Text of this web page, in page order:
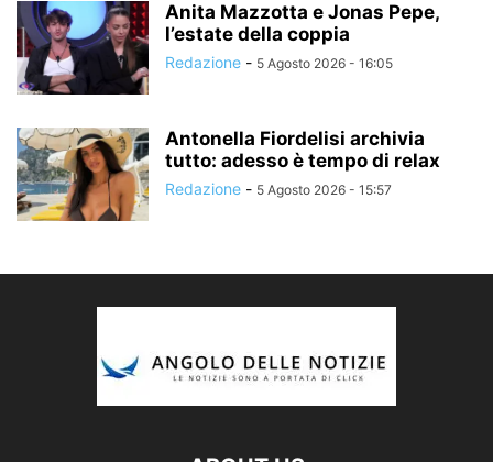
Anita Mazzotta e Jonas Pepe,
l’estate della coppia
Redazione - 5 Agosto 2026 - 16:05
Antonella Fiordelisi archivia
tutto: adesso è tempo di relax
Redazione - 5 Agosto 2026 - 15:57